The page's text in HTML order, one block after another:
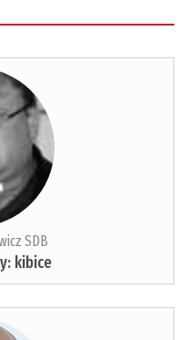
SDB
kibice